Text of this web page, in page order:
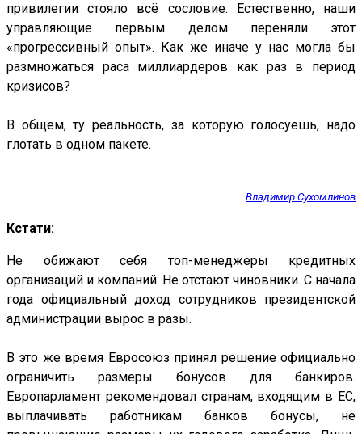
привилегии стояло всё сословие. Естественно, наши
управляющие первым делом переняли этот
«прогрессивный опыт». Как же иначе у нас могла бы
размножаться раса миллиардеров как раз в период
кризисов?
В общем, ту реальность, за которую голосуешь, надо
глотать в одном пакете.
Владимир Сухомлинов
Кстати:
Не обижают себя топ-менеджеры кредитных
организаций и компаний. Не отстают чиновники. С начала
года официальный доход сотрудников президентской
администрации вырос в разы.
В это же время Евросоюз принял решение официально
ограничить размеры бонусов для банкиров.
Европарламент рекомендовал странам, входящим в ЕС,
выплачивать работникам банков бонусы, не